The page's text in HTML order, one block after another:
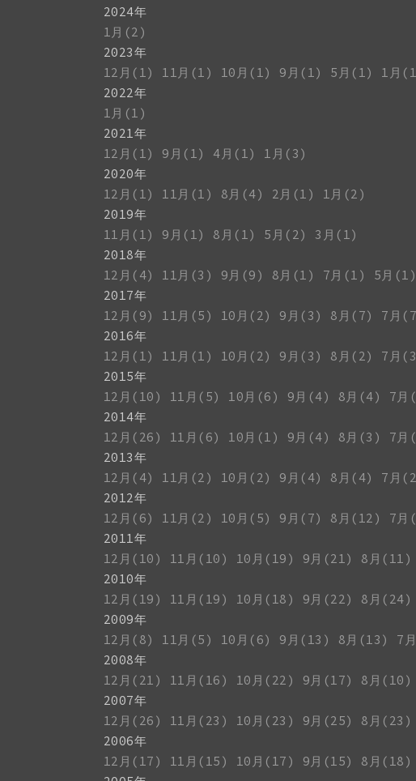
2024年
1月(2)
2023年
12月(1)
11月(1) 10月(1) 9月(1) 5月(1)
1月
2022年
1月(1)
2021年
12月(1)
9月(1) 4月(1)
1月(3)
2020年
12月(1)
11月(1) 8月(4) 2月(1)
1月(2)
2019年
11月(1)
9月(1) 8月(1) 5月(2)
3月(1)
2018年
12月(4)
11月(3) 9月(9) 8月(1) 7月(1) 5月(1)
2017年
12月(9)
11月(5) 10月(2) 9月(3) 8月(7) 7月
2016年
12月(1)
11月(1) 10月(2) 9月(3) 8月(2) 7月
2015年
12月(10)
11月(5) 10月(6) 9月(4) 8月(4) 7月
2014年
12月(26)
11月(6) 10月(1) 9月(4) 8月(3) 7月
2013年
12月(4)
11月(2) 10月(2) 9月(4) 8月(4) 7月
2012年
12月(6)
11月(2) 10月(5) 9月(7) 8月(12) 7月
2011年
12月(10)
11月(10) 10月(19) 9月(21) 8月(11)
2010年
12月(19)
11月(19) 10月(18) 9月(22) 8月(24)
2009年
12月(8)
11月(5) 10月(6) 9月(13) 8月(13) 7
2008年
12月(21)
11月(16) 10月(22) 9月(17) 8月(10)
2007年
12月(26)
11月(23) 10月(23) 9月(25) 8月(23)
2006年
12月(17)
11月(15) 10月(17) 9月(15) 8月(18)